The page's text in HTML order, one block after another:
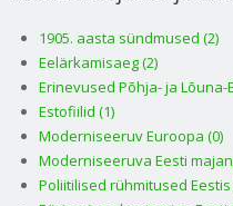
1905. aasta sündmused (2)
Eelärkamisaeg (2)
Erinevused Põhja- ja Lõuna-
Estofiilid (1)
Moderniseeruv Euroopa (0)
Moderniseeruva Eesti
Poliitilised rühmitused Eestis